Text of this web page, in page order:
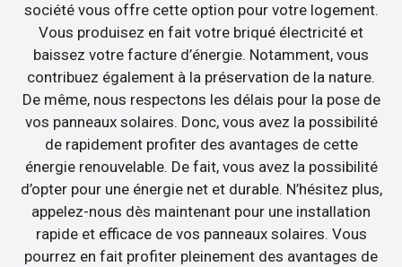
société vous offre cette option pour votre logement.
Vous produisez en fait votre briqué électricité et
baissez votre facture d’énergie. Notamment, vous
contribuez également à la préservation de la nature.
De même, nous respectons les délais pour la pose de
vos panneaux solaires. Donc, vous avez la possibilité
de rapidement profiter des avantages de cette
énergie renouvelable. De fait, vous avez la possibilité
d’opter pour une énergie net et durable. N’hésitez plus,
appelez-nous dès maintenant pour une installation
rapide et efficace de vos panneaux solaires. Vous
pourrez en fait profiter pleinement des avantages de